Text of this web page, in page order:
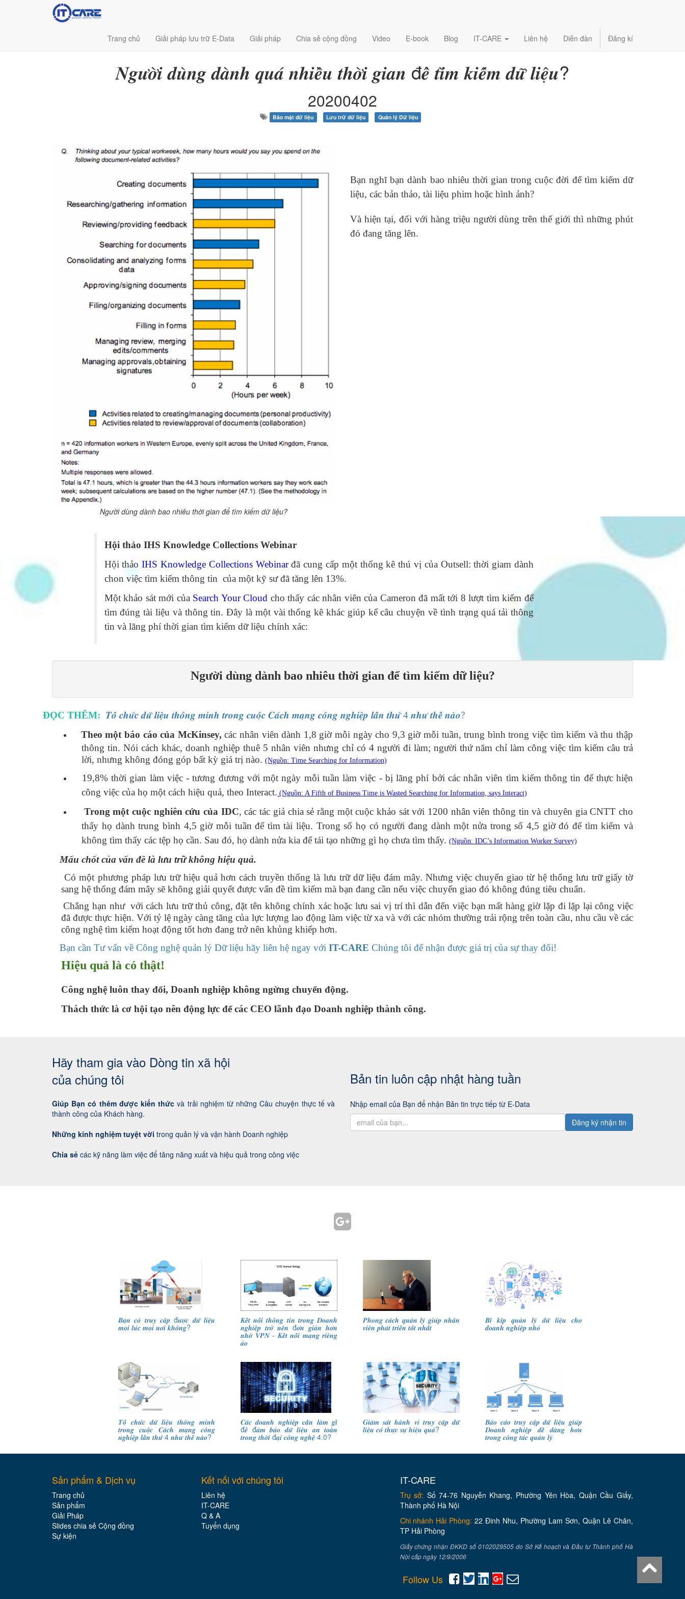
Trang chủ Giải pháp lưu trữ E-Data Giải pháp Chia sẻ cộng đồng Video E-book Blog IT-CARE Liên hệ Diễn đàn Đăng kí
𝑵𝒈𝒖̛𝒐̛̀𝒊 𝒅𝒖̀𝒏𝒈 𝒅𝒂̀𝒏𝒉 𝒒𝒖𝒂́ 𝒏𝒉𝒊𝒆̂̀𝒖 𝒕𝒉𝒐̛̀𝒊 𝒈𝒊𝒂𝒏 đ𝒆̂̉ 𝒕𝒊̀𝒎 𝒌𝒊𝒆̂́𝒎 𝒅𝒖̛̃ 𝒍𝒊𝒆̣̂𝒖?
20200402
Bảo mật dữ liệu Lưu trữ dữ liệu Quản lý Dữ liệu
Người dùng dành bao nhiêu thời gian để tìm kiếm dữ liệu?
Bạn nghĩ bạn dành bao nhiêu thời gian trong cuộc đời để tìm kiếm dữ
liệu, các bản thảo, tài liệu phim hoặc hình ảnh?
Và hiện tại, đối với hàng triệu người dùng trên thế giới thì những phút
đó đang tăng lên.
Hội thảo IHS Knowledge Collections Webinar
Hội thảoIHS Knowledge Collections Webinarđã cung cấp một thống kê thú vị của Outsell: thời giam dành
chon việc tìm kiếm thông tin của một kỹ sư đã tăng lên 13%.
Một khảo sát mới của Search Your Cloud cho thấy các nhân viên của Cameron đã mất tới 8 lượt tìm kiếm để
tìm đúng tài liệu và thông tin. Đây là một vài thống kê khác giúp kể câu chuyện về tình trạng quá tải thông
tin và lãng phí thời gian tìm kiếm dữ liệu chính xác:
Người dùng dành bao nhiêu thời gian để tìm kiếm dữ liệu?
ĐỌC THÊM: 𝑻𝒐̂̉ 𝒄𝒉𝒖̛́𝒄 𝒅𝒖̛̃ 𝒍𝒊𝒆̣̂𝒖 𝒕𝒉𝒐̂𝒏𝒈 𝒎𝒊𝒏𝒉 𝒕𝒓𝒐𝒏𝒈 𝒄𝒖𝒐̣̂𝒄 𝑪𝒂́𝒄𝒉 𝒎𝒂̣𝒏𝒈 𝒄𝒐̂𝒏𝒈 𝒏𝒈𝒉𝒊𝒆̣̂𝒑 𝒍𝒂̂̀𝒏 𝒕𝒉𝒖̛́ 4 𝒏𝒉𝒖̛ 𝒕𝒉𝒆̂́ 𝒏𝒂̀𝒐?
Theo một báo cáo của McKinsey, các nhân viên dành 1,8 giờ mỗi ngày cho 9,3 giờ mỗi tuần, trung bình trong việc tìm kiếm và thu thập
thông tin. Nói cách khác, doanh nghiệp thuê 5 nhân viên nhưng chỉ có 4 người đi làm; người thứ năm chỉ làm công việc tìm kiếm câu trả
lời, nhưng không đóng góp bất kỳ giá trị nào.(Nguồn: Time Searching for Information)
19,8% thời gian làm việc - tương đương với một ngày mỗi tuần làm việc - bị lãng phí bởi các nhân viên tìm kiếm thông tin để thực hiện
công việc của họ một cách hiệu quả, theo Interact. (Nguồn: A Fifth of Business Time is Wasted Searching for Information, says Interact)
Trong một cuộc nghiên cứu của IDC, các tác giả chia sẻ rằng một cuộc khảo sát với 1200 nhân viên thông tin và chuyên gia CNTT cho
thấy họ dành trung bình 4,5 giờ mỗi tuần để tìm tài liệu. Trong số họ có người đang dành một nửa trong số 4,5 giờ đó để tìm kiếm và
không tìm thấy các tệp họ cần. Sau đó, họ dành nửa kia để tái tạo những gì họ chưa tìm thấy.(Nguồn: IDC’s Information Worker Survey)
Mấu chốt của vấn đề là lưu trữ không hiệu quả.
Có một phương pháp lưu trữ hiệu quả hơn cách truyền thống là lưu trữ dữ liệu đám mây. Nhưng việc chuyển giao từ hệ thống lưu trữ giấy tờ
sang hệ thống đám mây sẽ không giải quyết được vấn đề tìm kiếm mà bạn đang cần nếu việc chuyển giao đó không đúng tiêu chuẩn.
Chẳng hạn như với cách lưu trữ thủ công, đặt tên không chính xác hoặc lưu sai vị trí thì dẫn đến việc bạn mất hàng giờ lặp đi lặp lại công việc
đã được thực hiện. Với tỷ lệ ngày càng tăng của lực lượng lao động làm việc từ xa và với các nhóm thường trải rộng trên toàn cầu, nhu cầu về các
công nghệ tìm kiếm hoạt động tốt hơn đang trở nên khủng khiếp hơn.
Bạn cần Tư vấn về Công nghệ quản lý Dữ liệu hãy liên hệ ngay với IT-CARE Chúng tôi để nhận được giá trị của sự thay đổi!
Hiệu quả là có thật!
Công nghệ luôn thay đổi, Doanh nghiệp không ngừng chuyển động.
Thách thức là cơ hội tạo nên động lực để các CEO lãnh đạo Doanh nghiệp thành công.
Hãy tham gia vào Dòng tin xã hội
của chúng tôi
Giúp Bạn có thêm được kiến thức và trải nghiệm từ những Câu chuyện thực tế và
thành công của Khách hàng.
Những kinh nghiệm tuyệt vời trong quản lý và vận hành Doanh nghiệp
Chia sẻ các kỹ năng làm việc để tăng năng xuất và hiệu quả trong công việc
Bản tin luôn cập nhật hàng tuần
Nhập email của Bạn để nhận Bản tin trực tiếp từ E-Data
Đăng ký nhận tin
𝑩𝒂̣𝒏 𝒄𝒐́ 𝒕𝒓𝒖𝒚 𝒄𝒂̣̂𝒑 đ𝒖̛𝒐̛̣𝒄 𝒅𝒖̛̃ 𝒍𝒊𝒆̣̂𝒖
𝒎𝒐̣𝒊 𝒍𝒖́𝒄 𝒎𝒐̣𝒊 𝒏𝒐̛𝒊 𝒌𝒉𝒐̂𝒏𝒈?
𝑲𝒆̂́𝒕 𝒏𝒐̂́𝒊 𝒕𝒉𝒐̂𝒏𝒈 𝒕𝒊𝒏 𝒕𝒓𝒐𝒏𝒈 𝑫𝒐𝒂𝒏𝒉
𝒏𝒈𝒉𝒊𝒆̣̂𝒑 𝒕𝒓𝒐̛̉ 𝒏𝒆̂𝒏 đ𝒐̛𝒏 𝒈𝒊𝒂̉𝒏 𝒉𝒐̛𝒏
𝒏𝒉𝒐̛̀ 𝑽𝑷𝑵 - 𝑲𝒆̂́𝒕 𝒏𝒐̂́𝒊 𝒎𝒂̣𝒏𝒈 𝒓𝒊𝒆̂𝒏𝒈
𝒂̉𝒐
𝑷𝒉𝒐𝒏𝒈 𝒄𝒂́𝒄𝒉 𝒒𝒖𝒂̉𝒏 𝒍𝒚́ 𝒈𝒊𝒖́𝒑 𝒏𝒉𝒂̂𝒏
𝒗𝒊𝒆̂𝒏 𝒑𝒉𝒂́𝒕 𝒕𝒓𝒊𝒆̂̉𝒏 𝒕𝒐̂́𝒕 𝒏𝒉𝒂̂́𝒕
𝑩𝒊́ 𝒌𝒊́𝒑 𝒒𝒖𝒂̉𝒏 𝒍𝒚́ 𝒅𝒖̛̃ 𝒍𝒊𝒆̣̂𝒖 𝒄𝒉𝒐
𝒅𝒐𝒂𝒏𝒉 𝒏𝒈𝒉𝒊𝒆̣̂𝒑 𝒏𝒉𝒐̉
𝑻𝒐̂̉ 𝒄𝒉𝒖̛́𝒄 𝒅𝒖̛̃ 𝒍𝒊𝒆̣̂𝒖 𝒕𝒉𝒐̂𝒏𝒈 𝒎𝒊𝒏𝒉
𝒕𝒓𝒐𝒏𝒈 𝒄𝒖𝒐̣̂𝒄 𝑪𝒂́𝒄𝒉 𝒎𝒂̣𝒏𝒈 𝒄𝒐̂𝒏𝒈
𝒏𝒈𝒉𝒊𝒆̣̂𝒑 𝒍𝒂̂̀𝒏 𝒕𝒉𝒖̛́ 4 𝒏𝒉𝒖̛ 𝒕𝒉𝒆̂́ 𝒏𝒂̀𝒐?
𝑪𝒂́𝒄 𝒅𝒐𝒂𝒏𝒉 𝒏𝒈𝒉𝒊𝒆̣̂𝒑 𝒄𝒂̂̀𝒏 𝒍𝒂̀𝒎 𝒈𝒊̀
đ𝒆̂̉ đ𝒂̉𝒎 𝒃𝒂̉𝒐 𝒅𝒖̛̃ 𝒍𝒊𝒆̣̂𝒖 𝒂𝒏 𝒕𝒐𝒂̀𝒏
𝒕𝒓𝒐𝒏𝒈 𝒕𝒉𝒐̛̀𝒊 đ𝒂̣𝒊 𝒄𝒐̂𝒏𝒈 𝒏𝒈𝒉𝒆̣̂ 4.0?
𝑮𝒊𝒂́𝒎 𝒔𝒂́𝒕 𝒉𝒂̀𝒏𝒉 𝒗𝒊 𝒕𝒓𝒖𝒚 𝒄𝒂̣̂𝒑 𝒅𝒖̛̃
𝒍𝒊𝒆̣̂𝒖 𝒄𝒐́ 𝒕𝒉𝒖̛̣𝒄 𝒔𝒖̛̣ 𝒉𝒊𝒆̣̂𝒖 𝒒𝒖𝒂̉?
𝑩𝒂́𝒐 𝒄𝒂́𝒐 𝒕𝒓𝒖𝒚 𝒄𝒂̣̂𝒑 𝒅𝒖̛̃ 𝒍𝒊𝒆̣̂𝒖 𝒈𝒊𝒖́𝒑
𝑫𝒐𝒂𝒏𝒉 𝒏𝒈𝒉𝒊𝒆̣̂𝒑 𝒅𝒆̂̃ 𝒅𝒂̀𝒏𝒈 𝒉𝒐̛𝒏
𝒕𝒓𝒐𝒏𝒈 𝒄𝒐̂𝒏𝒈 𝒕𝒂́𝒄 𝒒𝒖𝒂̉𝒏 𝒍𝒚́
Sản phẩm & Dịch vụ
Trang chủ
Sản phẩm
Giải Pháp
Slides chia sẻ Cộng đồng
Sự kiện
Kết nối với chúng tôi
Liên hệ
IT-CARE
Q & A
Tuyển dụng
IT-CARE
Trụ sở: Số 74-76 Nguyễn Khang, Phường Yên Hòa, Quận Cầu Giấy,
Thành phố Hà Nội
Chi nhánh Hải Phòng: 22 Đinh Nhu, Phường Lam Sơn, Quận Lê Chân,
TP Hải Phòng
Giấy chứng nhận ĐKKD số 0102029505 do Sở Kế hoạch và Đầu tư Thành phố Hà
Nội cấp ngày 12/9/2006
Follow Us